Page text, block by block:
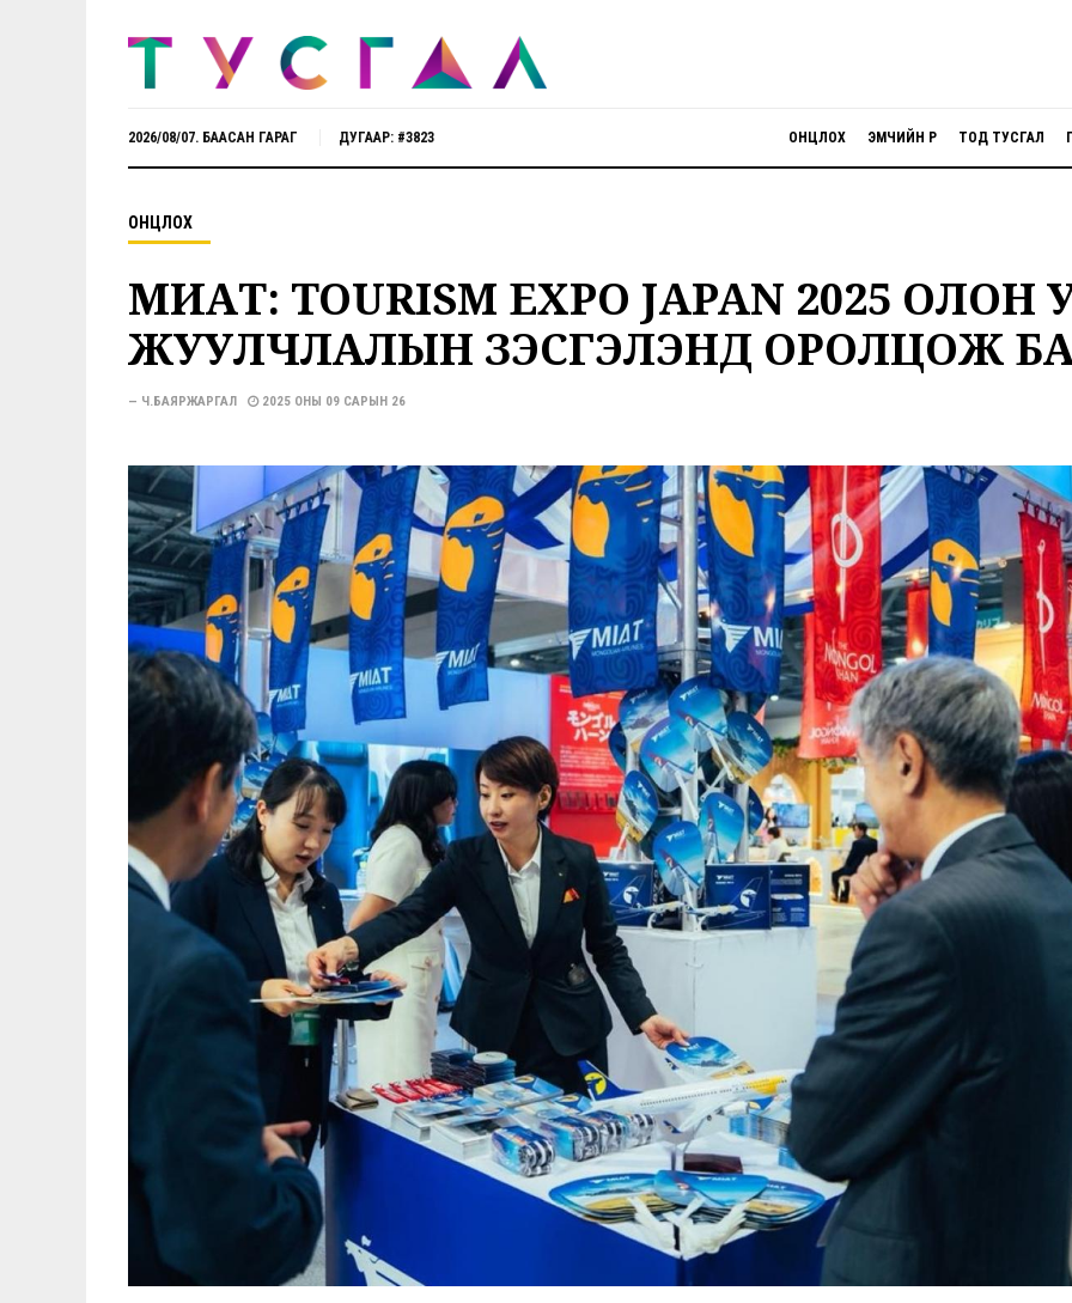
ОНЦЛОХ ЭМЧИЙН ӨРӨӨ ТОД ТУСГАЛ
2026/08/07. БААСАН ГАРАГ ДУГААР: #3823
ОНЦЛОХ
МИАТ: TOURISM EXPO JAPAN 2025
ЖУУЛЧЛАЛЫН ҮЗЭСГЭЛЭНД ОРОЛЦОЖ
— Ч.БАЯРЖАРГАЛ 2025 ОНЫ 09 САРЫН 26